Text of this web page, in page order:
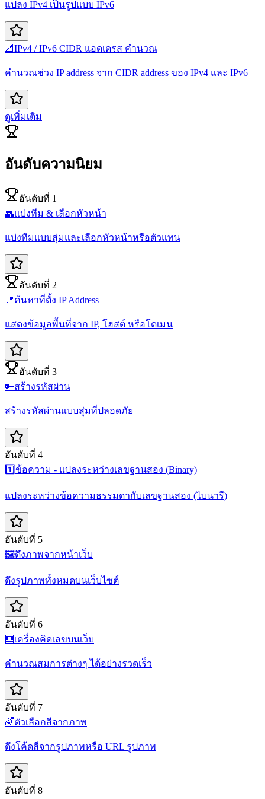
แปลง IPv4 เป็นรูปแบบ IPv6
📐IPv4 / IPv6 CIDR แอดเดรส คำนวณ
คำนวณช่วง IP address จาก CIDR address ของ IPv4 และ IPv6
ดูเพิ่มเติม
อันดับความนิยม
อันดับที่ 1
👥แบ่งทีม & เลือกหัวหน้า
แบ่งทีมแบบสุ่มและเลือกหัวหน้าหรือตัวแทน
อันดับที่ 2
📍ค้นหาที่ตั้ง IP Address
แสดงข้อมูลพื้นที่จาก IP, โฮสต์ หรือโดเมน
อันดับที่ 3
🔑สร้างรหัสผ่าน
สร้างรหัสผ่านแบบสุ่มที่ปลอดภัย
อันดับที่ 4
1️⃣ข้อความ - แปลงระหว่างเลขฐานสอง (Binary)
แปลงระหว่างข้อความธรรมดากับเลขฐานสอง (ไบนารี)
อันดับที่ 5
🖼️ดึงภาพจากหน้าเว็บ
ดึงรูปภาพทั้งหมดบนเว็บไซต์
อันดับที่ 6
🧮เครื่องคิดเลขบนเว็บ
คำนวณสมการต่างๆ ได้อย่างรวดเร็ว
อันดับที่ 7
🌈ตัวเลือกสีจากภาพ
ดึงโค้ดสีจากรูปภาพหรือ URL รูปภาพ
อันดับที่ 8